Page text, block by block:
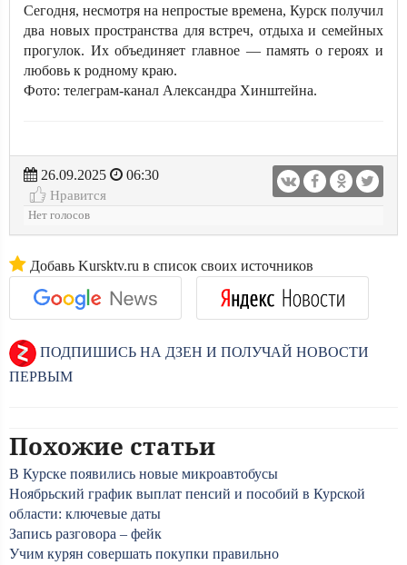
Сегодня, несмотря на непростые времена, Курск получил
два новых пространства для встреч, отдыха и семейных
прогулок. Их объединяет главное — память о героях и
любовь к родному краю.
Фото: телеграм-канал Александра Хинштейна.
26.09.2025
06:30
Нравится
Нет голосов
Добавь Kursktv.ru в список своих источников
ПОДПИШИСЬ НА ДЗЕН И ПОЛУЧАЙ НОВОСТИ
ПЕРВЫМ
Похожие статьи
В Курске появились новые микроавтобусы
Ноябрьский график выплат пенсий и пособий в Курской
области: ключевые даты
Запись разговора – фейк
Учим курян совершать покупки правильно